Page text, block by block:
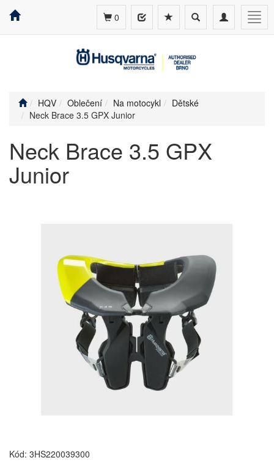
Toggle
navigation
Toggle
search
0
HQV Oblečení Na motocykl
Dětské
Neck Brace 3.5 GPX Junior
Neck Brace 3.5 GPX
Junior
Kód: 3HS220039300